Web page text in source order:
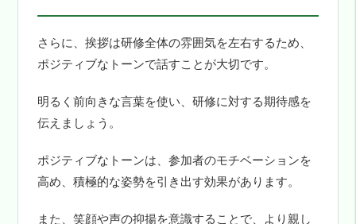
さらに、挨拶は研修全体の雰囲気を左右するため、
ポジティブなトーンで話すことが大切です。
明るく前向きな言葉を使い、研修に対する期待感を
伝えましょう。
ポジティブなトーンは、参加者のモチベーションを
高め、積極的な姿勢を引き出す効果があります。
また、笑顔や声の抑揚を意識することで、より親し